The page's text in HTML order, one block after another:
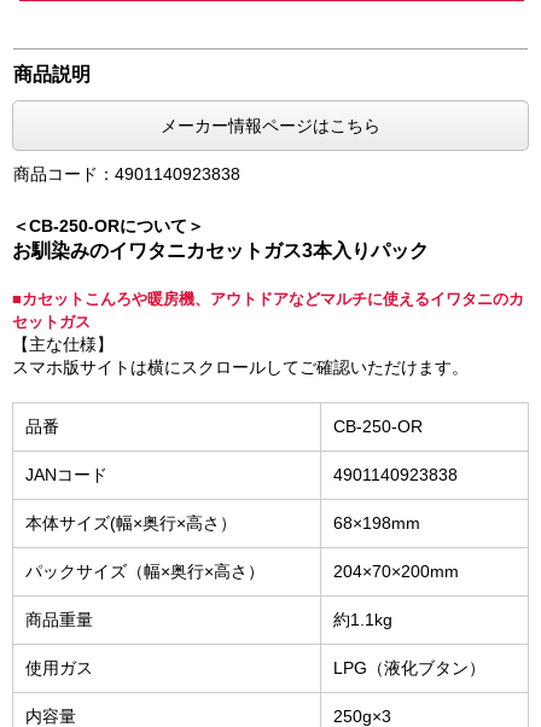
商品説明
メーカー情報ページはこちら
商品コード：4901140923838
＜CB-250-ORについて＞
お馴染みのイワタニカセットガス3本入りパック
■カセットこんろや暖房機、アウトドアなどマルチに使えるイワタニのカ
セットガス
【主な仕様】
スマホ版サイトは横にスクロールしてご確認いただけます。
品番 CB-250-OR
JANコード 4901140923838
本体サイズ(幅×奥行×高さ） 68×198mm
パックサイズ（幅×奥行×高さ） 204×70×200mm
商品重量 約1.1kg
使用ガス LPG（液化ブタン）
内容量 250g×3